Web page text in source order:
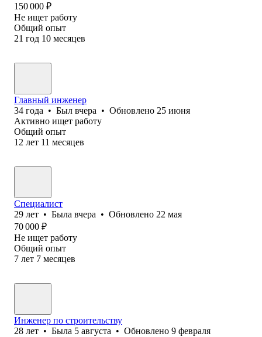
150 000 ₽
Не ищет работу
Общий опыт
21 год 10 месяцев
Главный инженер
34 года • Был вчера • Обновлено 25 июня
Активно ищет работу
Общий опыт
12 лет 11 месяцев
Специалист
29 лет • Была вчера • Обновлено 22 мая
70 000 ₽
Не ищет работу
Общий опыт
7 лет 7 месяцев
Инженер по строительству
28 лет • Была 5 августа • Обновлено 9 февраля